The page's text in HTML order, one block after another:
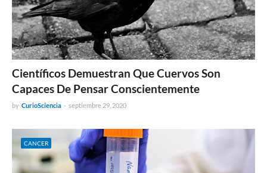
Científicos Demuestran Que Cuervos Son
Capaces De Pensar Conscientemente
by CurioSciencia - septiembre 29, 2020
CANCER